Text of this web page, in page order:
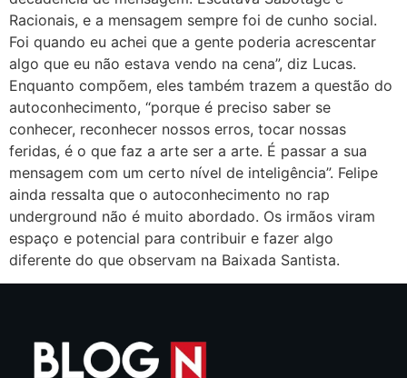
Racionais, e a mensagem sempre foi de cunho social.
Foi quando eu achei que a gente poderia acrescentar
algo que eu não estava vendo na cena”, diz Lucas.
Enquanto compõem, eles também trazem a questão do
autoconhecimento, “porque é preciso saber se
conhecer, reconhecer nossos erros, tocar nossas
feridas, é o que faz a arte ser a arte. É passar a sua
mensagem com um certo nível de inteligência”. Felipe
ainda ressalta que o autoconhecimento no rap
underground não é muito abordado. Os irmãos viram
espaço e potencial para contribuir e fazer algo
diferente do que observam na Baixada Santista.